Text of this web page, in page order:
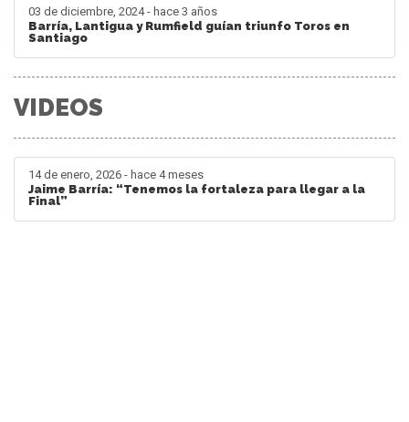
03 de diciembre, 2024 - hace 3 años
Barría, Lantigua y Rumfield guían triunfo Toros en
Santiago
VIDEOS
14 de enero, 2026 - hace 4 meses
Jaime Barría: “Tenemos la fortaleza para llegar a la
Final”